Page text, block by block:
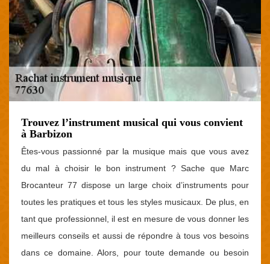
Trouvez l’instrument musical qui vous convient
à Barbizon
Êtes-vous passionné par la musique mais que vous avez
du mal à choisir le bon instrument ? Sache que Marc
Brocanteur 77 dispose un large choix d’instruments pour
toutes les pratiques et tous les styles musicaux. De plus, en
tant que professionnel, il est en mesure de vous donner les
meilleurs conseils et aussi de répondre à tous vos besoins
dans ce domaine. Alors, pour toute demande ou besoin